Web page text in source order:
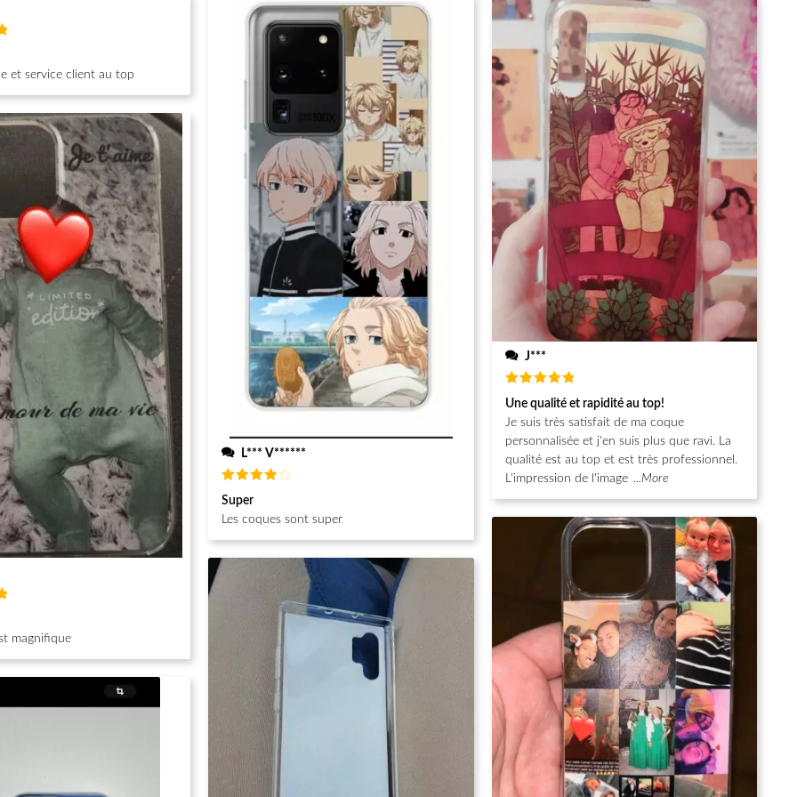
et service client au top
magnifique
L*** V******
Note
sur 5
Super
Les coques sont super
J***
Note
sur 5
Une qualité et rapidité au top!
Je suis très satisfait de ma coque
personnalisée et j'en suis plus que ravi. La
qualité est au top et est très professionnel.
L'impression de l'image ...More